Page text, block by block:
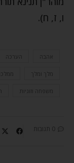
ו, ז, ח).
מלך ומלך ממלכה
משפחה וזוגיות
0 תגובות